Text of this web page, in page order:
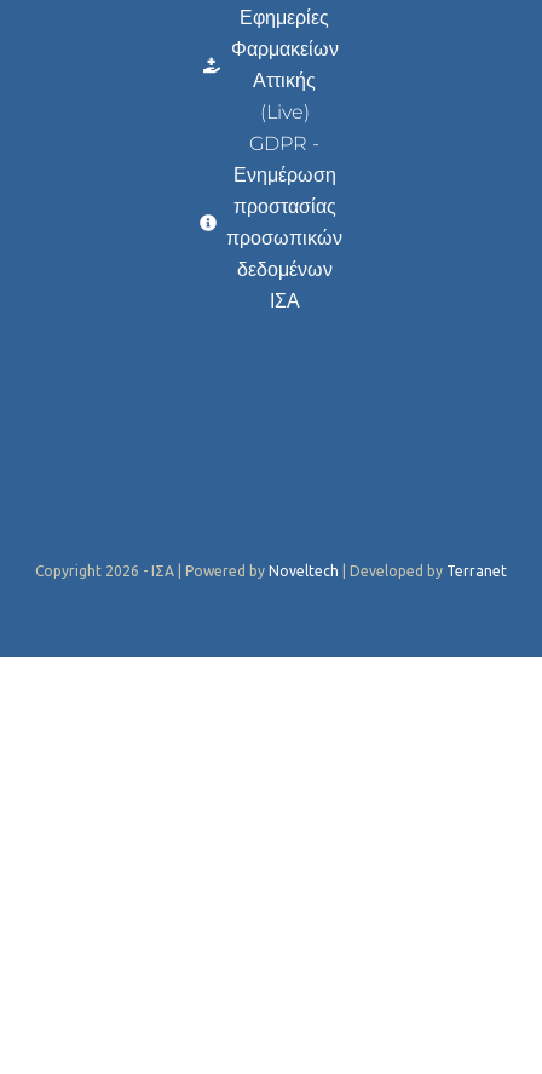
Εφημερίες
Φαρμακείων
Αττικής
(Live)
GDPR -
Ενημέρωση
προστασίας
προσωπικών
δεδομένων
ΙΣΑ
Copyright 2026 - ΙΣΑ | Powered by Noveltech | Developed by Terranet